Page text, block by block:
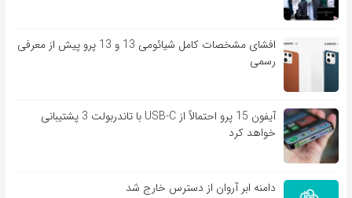
افشای مشخصات کامل شیائومی 13 و 13 پرو پیش از معرفی
رسمی
آیفون 15 پرو احتمالاً از USB-C با تاندربولت 3 پشتیبانی
خواهد کرد
دامنه ابر آروان از دسترس خارج شد